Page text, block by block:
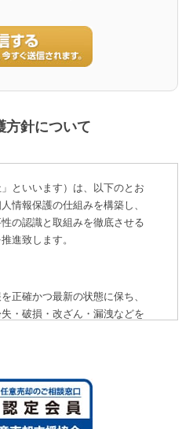
方針について
といいます）は、以下のとお
情報保護の仕組みを構築し、
の認識と取組みを徹底させる
進致します。
正確かつ最新の状態に保ち、
・破損・改ざん・漏洩などを
情報は、当社からのご連絡や